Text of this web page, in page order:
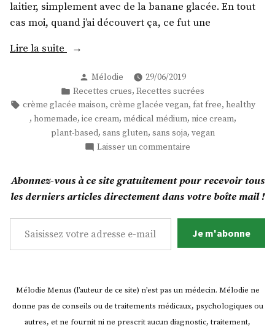
laitier, simplement avec de la banane glacée. En tout
cas moi, quand j’ai découvert ça, ce fut une
Lire la suite
« Crème
la
vanille
super
simple
(Nice
Cream) »
Publié
par
Mélodie
29/06/2019
Publié
dans
Recettes crues, Recettes sucrées
Étiquettes :
crème glacée maison, crème glacée vegan, fat free, healthy
, homemade, ice cream, médical médium, nice cream,
plant-based, sans gluten, sans soja, vegan
Laisser un commentaire
à
la
Abonnez-vous à ce site gratuitement pour recevoir tous
les derniers articles directement dans votre boîte mail !
Saisissez votre adresse e-mail…
Je m'abonne
Mélodie Menus (l’auteur de ce site) n’est pas un médecin. Mélodie ne
donne pas de conseils ou de traitements médicaux, psychologiques ou
autres, et ne fournit ni ne prescrit aucun diagnostic, traitement,